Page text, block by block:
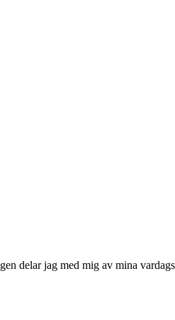
delar jag med mig av mina